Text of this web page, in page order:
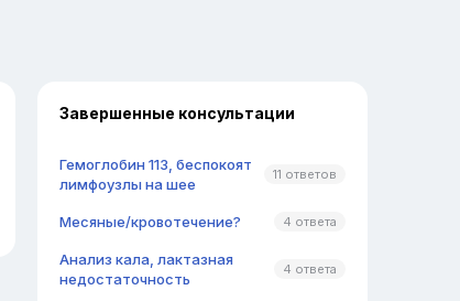
Завершенные консультации
Гемоглобин 113, беспокоят
лимфоузлы на шее
11 ответов
Месяные/кровотечение? 4 ответа
Анализ кала, лактазная
недостаточность
4 ответа